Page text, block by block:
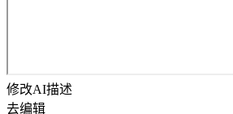
修改AI描述
去编辑